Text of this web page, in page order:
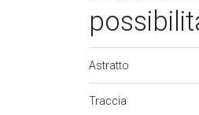
Astratto
Traccia